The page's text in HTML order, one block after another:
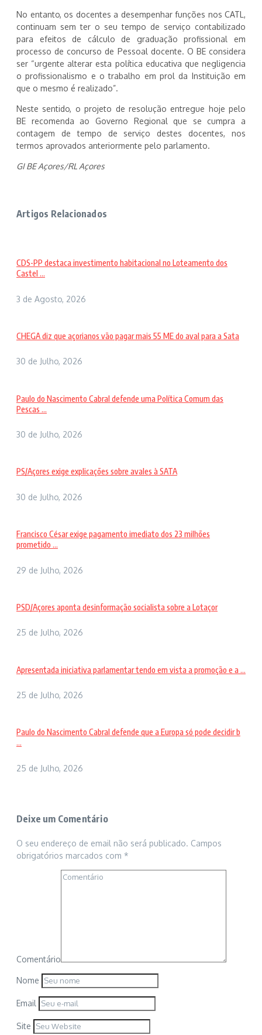
No entanto, os docentes a desempenhar funções nos CATL,
continuam sem ter o seu tempo de serviço contabilizado
para efeitos de cálculo de graduação profissional em
processo de concurso de Pessoal docente. O BE considera
ser “urgente alterar esta política educativa que negligencia
o profissionalismo e o trabalho em prol da Instituição em
que o mesmo é realizado”.
Neste sentido, o projeto de resolução entregue hoje pelo
BE recomenda ao Governo Regional que se cumpra a
contagem de tempo de serviço destes docentes, nos
termos aprovados anteriormente pelo parlamento.
GI BE Açores/RL Açores
Artigos Relacionados
CDS-PP destaca investimento habitacional no Loteamento dos
Castel ...
3 de Agosto, 2026
CHEGA diz que açorianos vão pagar mais 55 ME do aval para a Sata
30 de Julho, 2026
Paulo do Nascimento Cabral defende uma Política Comum das
Pescas ...
30 de Julho, 2026
PS/Açores exige explicações sobre avales à SATA
30 de Julho, 2026
Francisco César exige pagamento imediato dos 23 milhões
prometido ...
29 de Julho, 2026
PSD/Açores aponta desinformação socialista sobre a Lotaçor
25 de Julho, 2026
Apresentada iniciativa parlamentar tendo em vista a promoção e a ...
25 de Julho, 2026
Paulo do Nascimento Cabral defende que a Europa só pode decidir b
...
25 de Julho, 2026
Deixe um Comentário
O seu endereço de email não será publicado. Campos
obrigatórios marcados com *
Comentário
Nome
Email
Site